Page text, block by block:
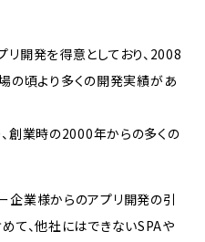
リ開発を得意としており、2008
頃より多くの開発実績があ
創業時の2000年からの多くの
企業様からのアプリ開発の引
て、他社にはできないSPAや